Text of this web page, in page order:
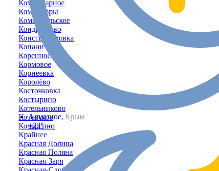
Алмазное, Крым
+23°
Коммунарное
Коммунары
Комсомольское
Кондратьево
Константиновка
Копани
Коренное
Кормовое
Корнеевка
Королёво
Косточковка
Костырино
Котельниково
Котовское
Кочергино
Крайнее
Красная Долина
Красная Поляна
Красная-Заря